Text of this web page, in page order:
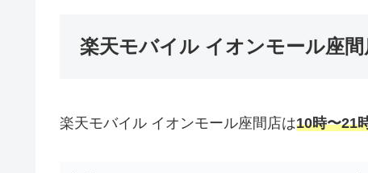
楽天モバイル イオンモール座
楽天モバイル イオンモール座間店は10時〜21